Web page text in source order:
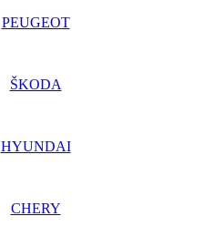
PEUGEOT
ŠKODA
HYUNDAI
CHERY